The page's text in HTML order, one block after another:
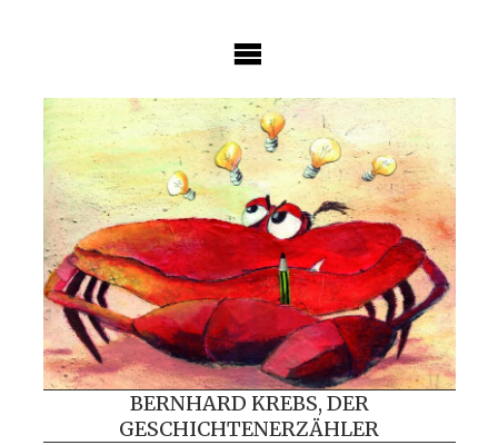
BERNHARD KREBS, DER
GESCHICHTENERZÄHLER